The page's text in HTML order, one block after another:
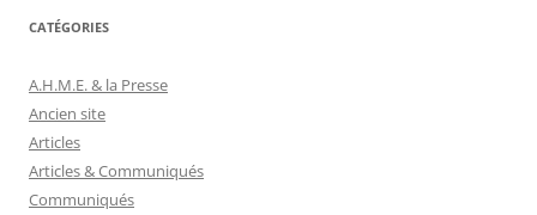
CATÉGORIES
A.H.M.E. & la Presse
Ancien site
Articles
Articles & Communiqués
Communiqués